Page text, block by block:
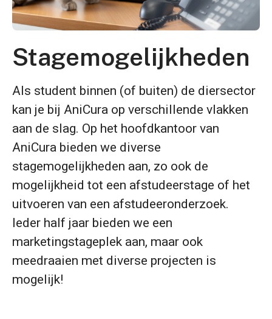
Stagemogelijkheden
Als student binnen (of buiten) de diersector
kan je bij AniCura op verschillende vlakken
aan de slag. Op het hoofdkantoor van
AniCura bieden we diverse
stagemogelijkheden aan, zo ook de
mogelijkheid tot een afstudeerstage of het
uitvoeren van een afstudeeronderzoek.
Ieder half jaar bieden we een
marketingstageplek aan, maar ook
meedraaien met diverse projecten is
mogelijk!